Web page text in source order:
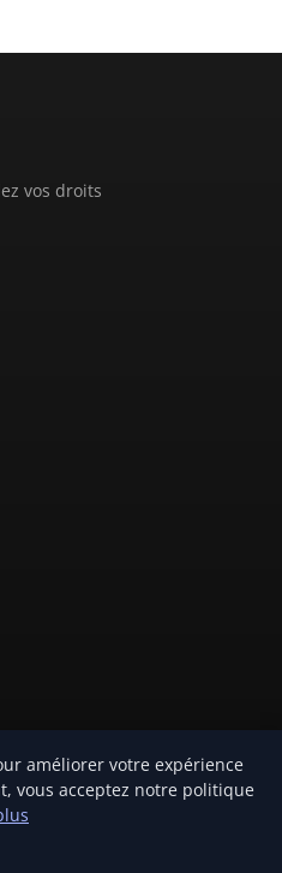
vos droits
Tous droits réservés.
améliorer votre expérience
vous acceptez notre politique